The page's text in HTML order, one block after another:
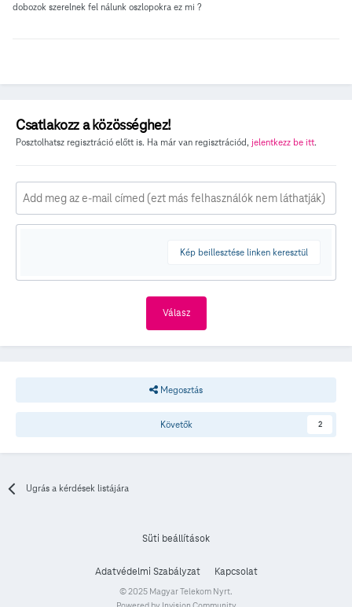
dobozok szerelnek fel nálunk oszlopokra ez mi ?
Csatlakozz a közösséghez!
Posztolhatsz regisztráció előtt is. Ha már van regisztrációd, jelentkezz be itt.
Kép beillesztése linken keresztül
Válasz
Megosztás
Követők 2
Ugrás a kérdések listájára
Süti beállítások
Adatvédelmi Szabályzat Kapcsolat
© 2025 Magyar Telekom Nyrt.